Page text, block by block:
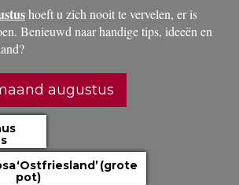
hoeft u zich nooit te vervelen, er is
Benieuwd naar handige tips, ideeën en
augustus
‘Ostfriesland’ (grote
pot)